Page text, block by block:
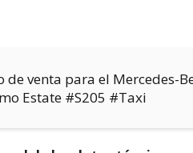
de venta para el Mercedes-
Estate #S205 #Taxi